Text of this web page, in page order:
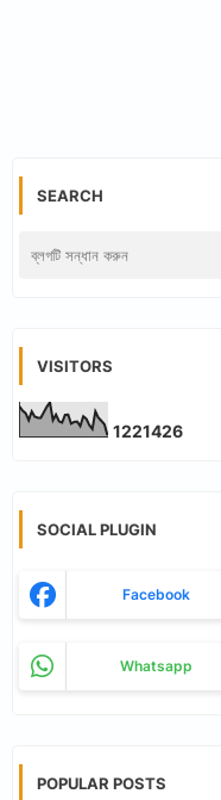
SEARCH
VISITORS
1221426
SOCIAL PLUGIN
Facebook
Whatsapp
POPULAR POSTS